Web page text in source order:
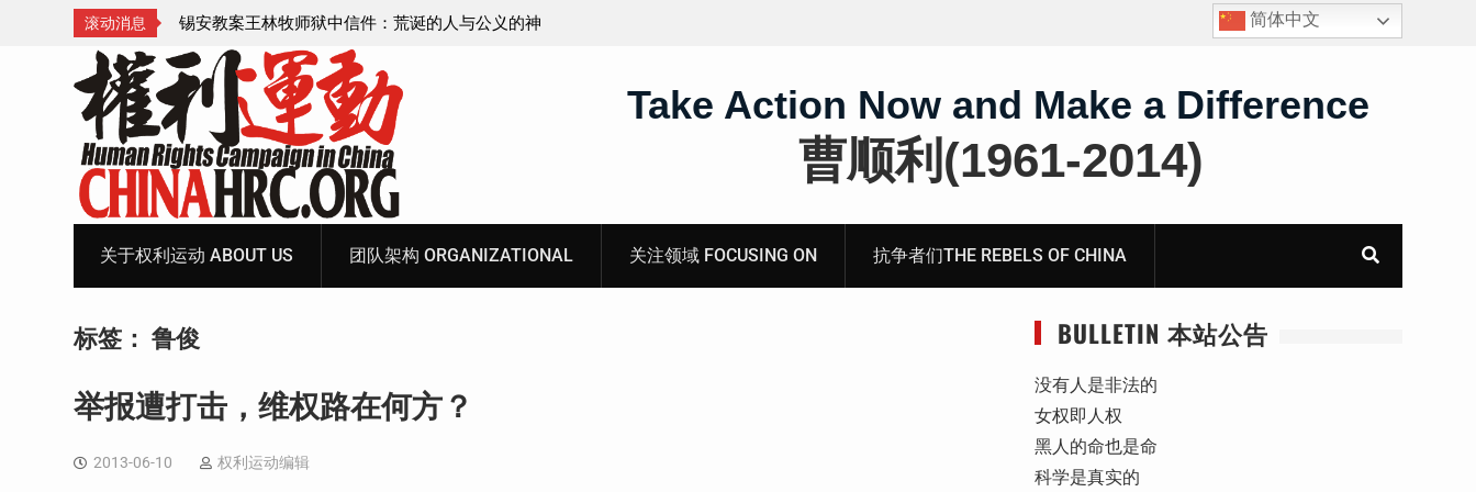
滚动消息
的人与公义的神 顾玲娣：涉黑涉恶刑事报案信
死人用的元宝，活人干的奴工——咸阳市渭城区看守所
简体中文
Take Action Now and Make a Difference
曹顺利(1961-2014)
关于权利运动 ABOUT US 团队架构 ORGANIZATIONAL 关注领域 FOCUSING ON 抗争者们THE REBELS OF CHINA
标签： 鲁俊
举报遭打击，维权路在何方？
2013-06-10 权利运动编辑
BULLETIN 本站公告
没有人是非法的
女权即人权
黑人的命也是命
科学是真实的